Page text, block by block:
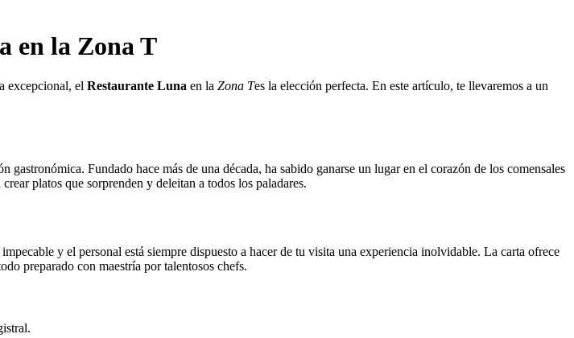
en la Zona T
excepcional, el Restaurante Luna en la Zona Tes la elección perfecta. En este artículo, te llevaremos a un
Fundado hace más de una década, ha sabido ganarse un lugar en el corazón de los comensales
platos que sorprenden y deleitan a todos los paladares.
y el personal está siempre dispuesto a hacer de tu visita una experiencia inolvidable. La carta ofrece
preparado con maestría por talentosos chefs.